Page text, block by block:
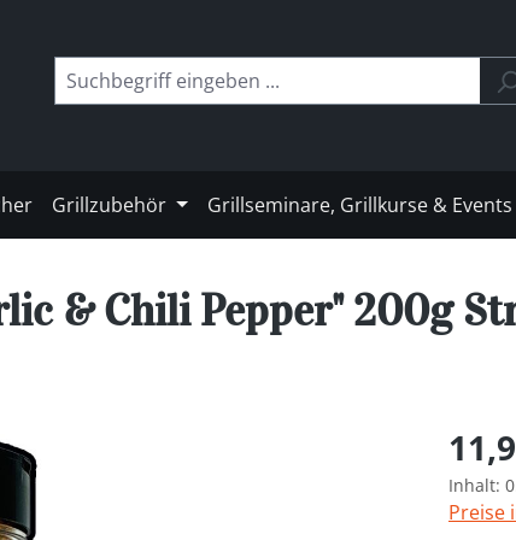
Grillzubehör Grillseminare, Grillkurse & Events
& Chili Pepper" 200g
Inhalt:
Preise